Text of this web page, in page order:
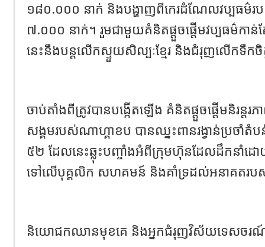
១៨០.០០០ នាក់ និងបង្ហាញពីកេរដំណែលវប្បធម៌រ
៧.០០០ នាក់។ រួមជាមួយគំនិតផ្តួចផ្តើមវប្បធម៌កា
នេះនឹងបន្តលើកស្ទួយសិល្បៈខ្មែរ និងជំរុញលើកទឹ
ចាប់តាំងពីត្រូវបានបង្កើតឡើង គំនិតផ្តួចផ្តើមនិរន្ត
សង្គមរបស់ណាហ្គាខប បានឈ្នះពានរង្វាន់ប្រ
៥២ ដែលនេះឆ្លុះបញ្ចាំងអំពីក្រុមហ៊ុនដែលដឹកនាំដ
ទៅលើបុគ្គលិក សហគមន៍ និងគាំទ្រដល់អនាគតរបស់
និយោជកឈានមុខគេ និងអ្នកជំរុញវិស័យទេសចរ